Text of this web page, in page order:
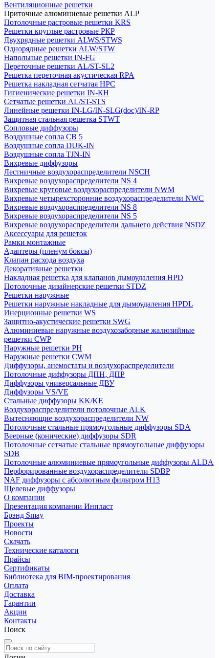
Вентиляционные решетки
Приточные алюминиевые решетки ALP
Потолочные растровые решетки KRS
Решетки круглые растровые РКР
Двухрядные решетки ALWS/STWS
Однорядные решетки ALW/STW
Напольные решетки IN-FG
Переточные решетки AL/ST-SL2
Решетка переточная акустическая RPA
Решетка накладная сетчатая НРС
Гигиенические решетки IN-КН
Сетчатые решетки AL/ST-STS
Линейные решетки IN-LG/IN-SLG(doc)/IN-RP
Защитная стальная решетка STWT
Сопловые диффузоры
Воздушные сопла СВ 5
Воздушные сопла DUK-IN
Воздушные сопла TJN-IN
Вихревые диффузоры
Лестничные воздухораспределители NSCH
Вихревые воздухораспределители NS 4
Вихревые круговые воздухораспределители NWM
Вихревые четырехсторонние воздухораспределители NWC
Вихревые воздухораспределители NS 8
Вихревые воздухораспределители NS 5
Вихревые воздухораспределители дальнего действия NSDZ
Аксессуары для решеток
Рамки монтажные
Адаптеры (пленум боксы)
Клапан расхода воздуха
Декоративные решетки
Накладная решетка для клапанов дымоудаления HPD
Потолочные дизайнерские решетки STDZ
Решетки наружные
Решетки наружные накладные для дымоудаления HPDL
Инерционные решетки WS
Защитно-акустические решетки SWG
Алюминиевые наружные воздухозаборные жалюзийные
решетки CWP
Наружные решетки РН
Наружные решетки CWM
Диффузоры, анемостаты и воздухораспределители
Потолочные диффузоры ДПН, ДПР
Диффузоры универсальные ДВУ
Диффузоры VS/VE
Стальные диффузоры KK/KE
Воздухораспределители потолочные ALK
Вытесняющие воздухораспределители NW
Потолочные стальные прямоугольные диффузоры SDA
Веерные (конические) диффузоры SDR
Потолочные сетчатые стальные прямоугольные диффузоры
SDB
Потолочные алюминиевые прямоугольные диффузоры ALDA
Перфорированные воздухораспределители SDBP
NAF диффузоры с абсолютным фильтром Н13
Щелевые диффузоры
О компании
Презентация компании Инпласт
Брэнд Smay
Проекты
Новости
Скачать
Технические каталоги
Прайсы
Сертификаты
Библиотека для BIM-проектирования
Оплата
Доставка
Гарантии
Акции
Контакты
Поиск